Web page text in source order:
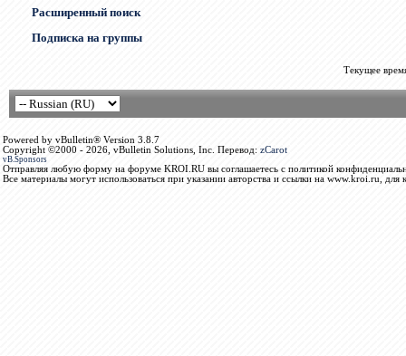
Расширенный поиск
Подписка на группы
Текущее
Powered by vBulletin® Version 3.8.7
Copyright ©2000 - 2026, vBulletin Solutions, Inc. Перевод: zCarot
vB.Sponsors
Отправляя любую форму на форуме KROI.RU вы соглашаетесь с политикой
Все материалы могут использоваться при указании авторства и ссылки на www.kroi.ru, для